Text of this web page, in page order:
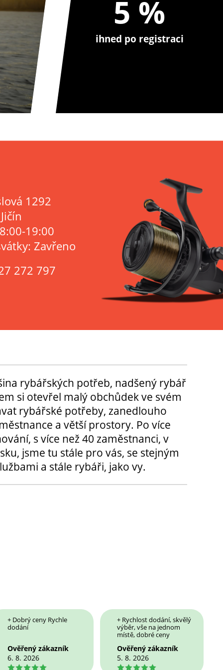
5 %
ihned po registraci
1292
19:00
Zavřeno
272 797
rybářských potřeb, nadšený rybář
si otevřel malý obchůdek ve svém
rybářské potřeby, zanedlouho
a větší prostory. Po více
s více než 40 zaměstnanci, v
jsme tu stále pro vás, se stejným
a stále rybáři, jako vy.
+ Dobrý ceny Rychle
dodání
Ověřený zákazník
6. 8. 2026
5
+ Rychlost dodání, skvělý
výběr, vše na jednom
místě, dobré ceny
Ověřený zákazník
5. 8. 2026
5